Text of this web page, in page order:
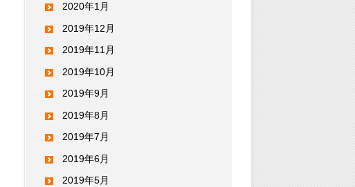
2020年1月
2019年12月
2019年11月
2019年10月
2019年9月
2019年8月
2019年7月
2019年6月
2019年5月